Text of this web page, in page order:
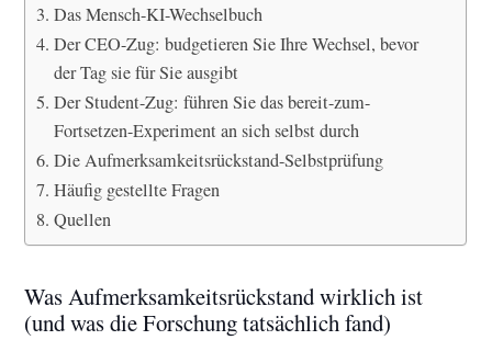
Das Mensch-KI-Wechselbuch
Der CEO-Zug: budgetieren Sie Ihre Wechsel, bevor
der Tag sie für Sie ausgibt
Der Student-Zug: führen Sie das bereit-zum-
Fortsetzen-Experiment an sich selbst durch
Die Aufmerksamkeitsrückstand-Selbstprüfung
Häufig gestellte Fragen
Quellen
Was Aufmerksamkeitsrückstand wirklich ist
(und was die Forschung tatsächlich fand)